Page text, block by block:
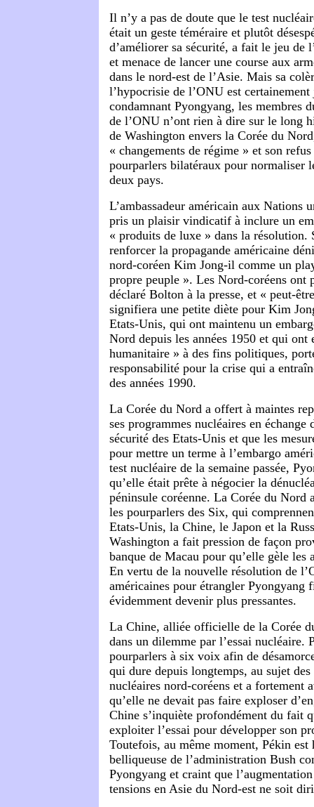
Il n’y a pas de doute que le test
était un geste téméraire et plutôt
d’améliorer sa sécurité, a fait le jeu de
et menace de lancer une course aux
dans le nord-est de l’Asie. Mais sa
l’hypocrisie de l’ONU est
condamnant Pyongyang, les membres
de l’ONU n’ont rien à dire sur le long
de Washington envers la Corée du
« changements de régime » et son
pourparlers bilatéraux pour normaliser
deux pays.
L’ambassadeur américain aux Nations
pris un plaisir vindicatif à inclure un
« produits de luxe » dans la résolution.
renforcer la propagande américaine
nord-coréen Kim Jong-il comme un
propre peuple ». Les Nord-coréens ont
déclaré Bolton à la presse, et « peut-
signifiera une petite diète pour Kim
Etats-Unis, qui ont maintenu un
Nord depuis les années 1950 et qui
humanitaire » à des fins politiques,
responsabilité pour la crise qui a
des années 1990.
La Corée du Nord a offert à maintes
ses programmes nucléaires en échange
sécurité des Etats-Unis et que les
pour mettre un terme à l’embargo
test nucléaire de la semaine passée,
qu’elle était prête à négocier la
péninsule coréenne. La Corée du Nord
les pourparlers des Six, qui
Etats-Unis, la Chine, le Japon et la
Washington a fait pression de façon
banque de Macau pour qu’elle gèle les
En vertu de la nouvelle résolution de
américaines pour étrangler Pyongyang
évidemment devenir plus pressantes.
La Chine, alliée officielle de la Corée
dans un dilemme par l’essai nucléaire.
pourparlers à six voix afin de
qui dure depuis longtemps, au sujet des
nucléaires nord-coréens et a fortement
qu’elle ne devait pas faire exploser
Chine s’inquiète profondément du fait
exploiter l’essai pour développer son
Toutefois, au même moment, Pékin est
belliqueuse de l’administration Bush
Pyongyang et craint que
tensions en Asie du Nord-est ne soit